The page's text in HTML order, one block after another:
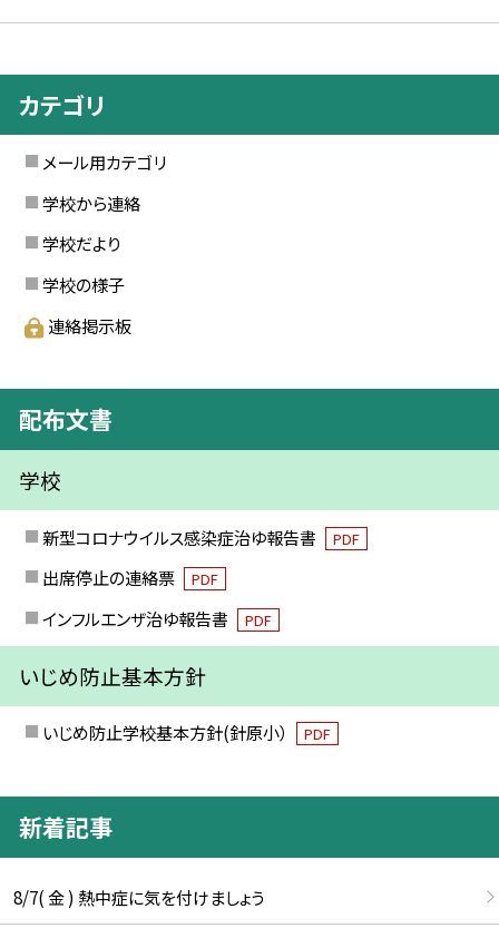
カテゴリ
メール用カテゴリ
学校から連絡
学校だより
学校の様子
連絡掲示板
配布文書
学校
新型コロナウイルス感染症治ゆ報告書 PDF
出席停止の連絡票 PDF
インフルエンザ治ゆ報告書 PDF
いじめ防止基本方針
いじめ防止学校基本方針(針原小） PDF
新着記事
8/7( 金 ) 熱中症に気を付けましょう